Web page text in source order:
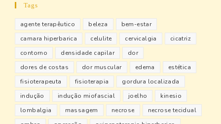
Tags
agente terapêutico beleza
bem-estar
camara hiperbarica
celulite cervicalgia
cicatriz
contorno
densidade capilar
dor
dores de costas
dor muscular edema
estética
fisioterapeuta
fisioterapia
gordura localizada
indução
indução miofascial joelho
kinesio
lombalgia
massagem necrose
necrose tecidual